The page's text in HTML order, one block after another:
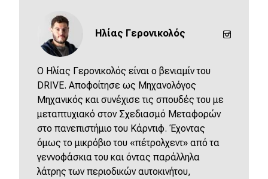
Ηλίας Γερονικολός
O Ηλίας Γερονικολός είναι ο βενιαμίν του
DRIVE. Αποφοίτησε ως Μηχανολόγος
Μηχανικός και συνέχισε τις σπουδές του με
μεταπτυχιακό στον Σχεδιασμό Μεταφορών
στο πανεπιστήμιο του Κάρντιφ. Έχοντας
όμως το μικρόβιο του «πέτρολχεντ» από τα
γεννοφάσκια του και όντας παράλληλα
λάτρης των περιοδικών αυτοκινήτου,